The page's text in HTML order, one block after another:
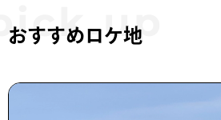
おすすめロケ地